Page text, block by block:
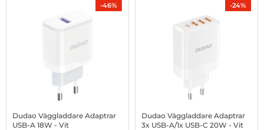
-46%
Dudao Väggladdare Adaptrar
USB-A 18W - Vit
-24%
Dudao Väggladdare Adaptrar
3x USB-A/1x USB-C 20W - Vit